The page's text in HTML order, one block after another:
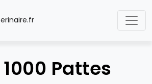
Pattes